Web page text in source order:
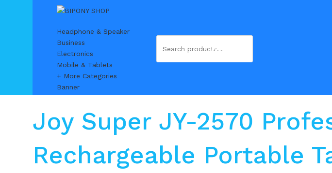
Headphone & Speaker
Business
Electronics
Mobile & Tablets
+ More Categories
Banner
SEARCH
Joy Super JY-2570
Rechargeable Portable